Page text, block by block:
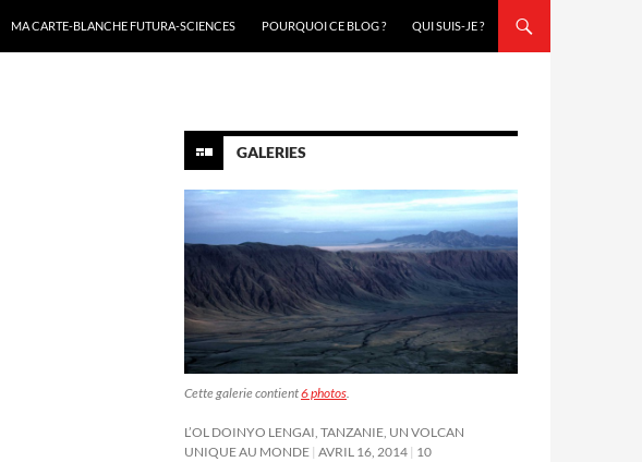
MA CARTE-BLANCHE FUTURA-SCIENCES
POURQUOI CE BLOG ? QUI SUIS-JE ?
GALERIES
Cette galerie contient6 photos.
L’OL DOINYO LENGAI, TANZANIE, UN VOLCAN
UNIQUE AU MONDE AVRIL 16, 2014 10